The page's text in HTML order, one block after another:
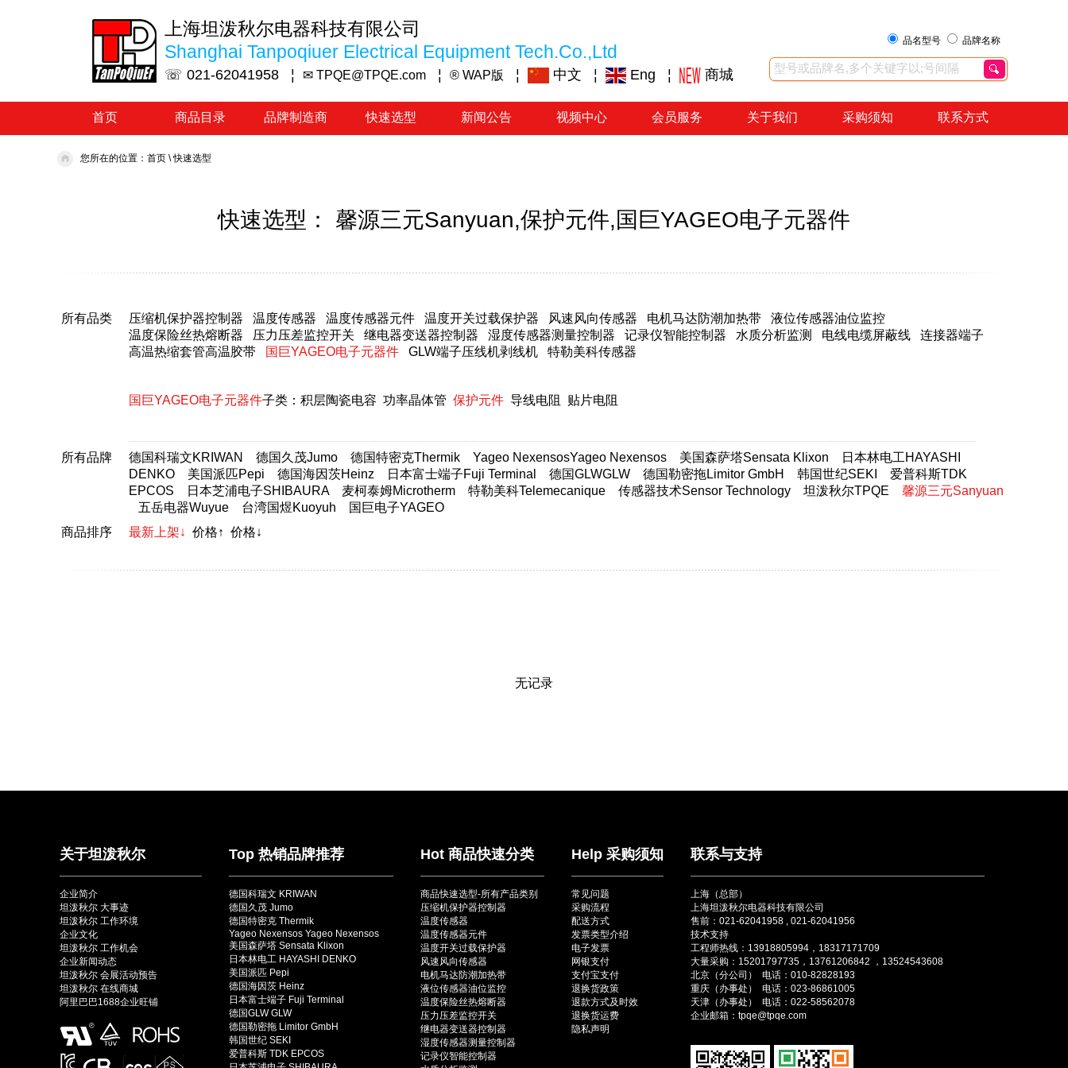
上海坦泼秋尔电器科技有限公司
Shanghai Tanpoqiuer Electrical Equipment Tech.Co.,Ltd
☏ 021-62041958 ¦ ✉ TPQE@TPQE.com ¦ ® WAP版 ¦ 中文 ¦ Eng ¦ 商城
品名型号 品牌名称
首页 商品目录 品牌制造商 快速选型 新闻公告 视频中心 会员服务 关于我们 采购须知 联系方式
您所在的位置： 首页 \快速选型
快速选型： 馨源三元Sanyuan,保护元件,国巨YAGEO电子元器件
所有品类 压缩机保护器控制器 温度传感器 温度传感器元件 温度开关过载保护器 风速风向传感器 电机马达防潮加热带
液位传感器油位监控
温度保险丝热熔断器
压力压差监控开关 继电器变送器控制器 湿度传感器测量控制器 记录仪智能控制器 水质分析监测 电线电缆屏蔽线
连接器端子
高温热缩套管高温胶带
国巨YAGEO电子元器件 GLW端子压线机剥线机 特勒美科传感器
国巨YAGEO电子元器件子类： 积层陶瓷电容 功率晶体管 保护元件 导线电阻 贴片电阻
所有品牌 德国科瑞文KRIWAN 德国久茂Jumo 德国特密克Thermik Yageo NexensosYageo Nexensos 美国森萨塔Sensata Klixon
日本林电工HAYASHI
DENKO
美国派匹Pepi 德国海因茨Heinz 日本富士端子Fuji Terminal 德国GLWGLW 德国勒密拖Limitor GmbH 韩国世纪SEKI
爱普科斯TDK
EPCOS
日本芝浦电子SHIBAURA 麦柯泰姆Microtherm 特勒美科Telemecanique 传感器技术Sensor Technology 坦泼秋尔TPQE
馨源三元Sanyuan
五岳电器Wuyue
台湾国煜Kuoyuh
国巨电子YAGEO
商品排序
最新上架↓ 价格↑ 价格↓
无记录
关于坦泼秋尔
企业简介
坦泼秋尔 大事迹
坦泼秋尔 工作环境
企业文化
坦泼秋尔 工作机会
企业新闻动态
坦泼秋尔 会展活动预告
坦泼秋尔 在线商城
阿里巴巴1688企业旺铺
Top 热销品牌推荐
德国科瑞文 KRIWAN
德国久茂 Jumo
德国特密克 Thermik
Yageo Nexensos Yageo Nexensos
美国森萨塔 Sensata Klixon
日本林电工 HAYASHI DENKO
美国派匹 Pepi
德国海因茨 Heinz
日本富士端子 Fuji Terminal
德国GLW GLW
德国勒密拖 Limitor GmbH
韩国世纪 SEKI
爱普科斯 TDK EPCOS
Hot 商品快速分类
商品快速选型-所有产品类别
压缩机保护器控制器
温度传感器
温度传感器元件
温度开关过载保护器
风速风向传感器
电机马达防潮加热带
液位传感器油位监控
温度保险丝热熔断器
压力压差监控开关
继电器变送器控制器
湿度传感器测量控制器
记录仪智能控制器
Help 采购须知
常见问题
采购流程
配送方式
发票类型介绍
电子发票
网银支付
支付宝支付
退换货政策
退款方式及时效
退换货运费
隐私声明
联系与支持
上海（总部）
上海坦泼秋尔电器科技有限公司
售前：021-62041958 , 021-62041956
技术支持
工程师热线：13918805994，18317171709
大量采购：15201797735，13761206842 ，13524543608
北京（分公司） 电话：010-82828193
重庆（办事处） 电话：023-86861005
天津（办事处） 电话：022-58562078
企业邮箱：tpqe@tpqe.com